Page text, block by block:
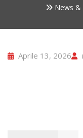
News &
Aprile 13, 2026